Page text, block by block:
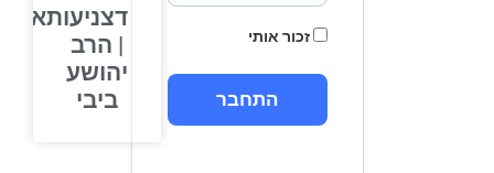
זכור אותי
דצניעותא
| הרב
יהושע
ביבי